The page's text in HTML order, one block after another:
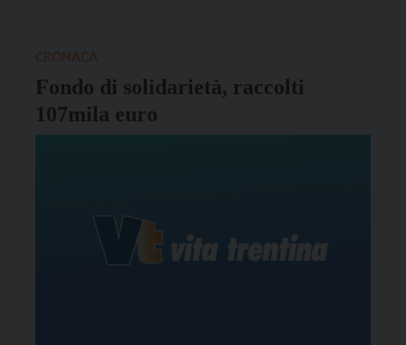
Fondo di solidarietà, raccolti
107mila euro